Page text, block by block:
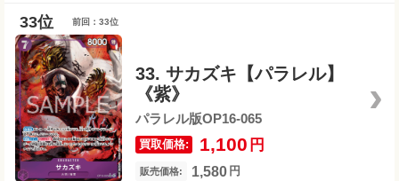
前回：33位
33. サカズキ【パラレル】
《紫》
パラレル版OP16-065
買取価格: 1,100 円
販売価格: 1,580 円